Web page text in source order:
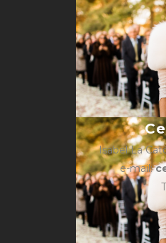
Isabel La
e-mail: